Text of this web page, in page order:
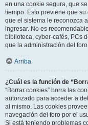
en una cookie segura, que
tiempo. Esto previene que
que el sistema le reconozca
ingresar. No es
biblioteca, cyber-cafés, PCs
que la administración del
Arriba
¿Cuál es la función de
“Borrar cookies” borra las
autorizado para acceder a
al mismo. Las cookies
navegación del foro por el
Si está teniendo problemas